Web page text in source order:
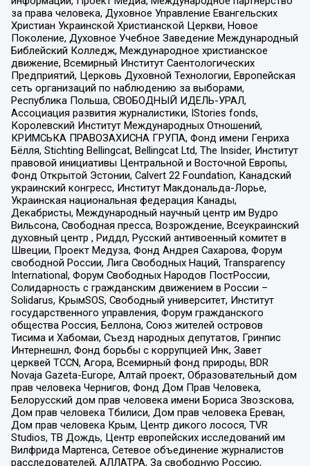
за права человека, Духовное Управление Евангельских
Христиан Украинской Христианской Церкви, Новое
Поколение, Духовное Учебное Заведение Международный
Библейский Колледж, Международное христианское
движение, Всемирный Институт Саентологических
Предприятий, Церковь Духовной Технологии, Европейская
сеть организаций по наблюдению за выборами,
Республика Польша, СВОБОДНЫЙ ИДЕЛЬ-УРАЛ,
Ассоциация развития журналистики, IStories fonds,
Королевский Институт Международных Отношений,
КРИМСЬКА ПРАВОЗАХИСНА ГРУПА, Фонд имени Генриха
Бёлля, Stichting Bellingcat, Bellingcat Ltd, The Insider, Институт
правовой инициативы Центральной и Восточной Европы,
Фонд Открытой Эстонии, Calvert 22 Foundation, Канадский
украинский конгресс, Институт Макдональда-Лорье,
Украинская национальная федерация Канады,
Декабристы, Международный научный центр им Вудро
Вильсона, Свободная пресса, Возрождение, Всеукраинский
духовный центр , Риддл, Русский антивоенный комитет в
Швеции, Проект Медуза, Фонд Андрея Сахарова, Форум
свободной России, Лига Свободных Наций, Transparеncy
International, Форум Свободных Народов ПостРоссии,
Солидарность с гражданским движением в России –
Solidarus, КрымSOS, Свободный университет, Институт
государственного управления, Форум гражданского
общества Россия, Беллона, Союз жителей островов
Тисима и Хабомаи, Съезд народных депутатов, Гринпис
Интернешнл, Фонд борьбы с коррупцией Инк, Завет
церквей TCCN, Агора, Всемирный фонд природы, BDR
Novaja Gazeta-Europe, Алтай проект, Образовательный дом
прав человека Чернигов, Фонд Дом Прав Человека,
Белорусский дом прав человека имени Бориса Звозскова,
Дом прав человека Тбилиси, Дом прав человека Ереван,
Дом прав человека Крым, Центр дикого лосося, TVR
Studios, ТВ Дождь, Центр европейских исследований им
Вилфрида Мартенса, Сетевое объединение журналистов
расследователей, АЛЛАТРА, За свободную Россию,